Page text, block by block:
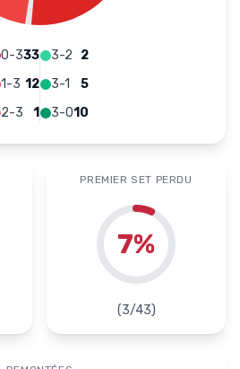
0-333
1-3 12
2-3
1
3-2
2
3-1
5
3-010
PREMIER SET PERDU
7%
(3/43)